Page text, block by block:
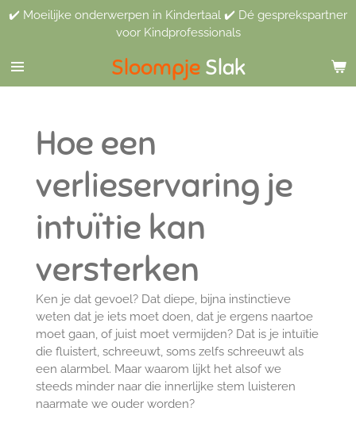
Ga
de
hoofdinhoud
Sloompje Slak
✔️ Moeilijke onderwerpen in Kindertaal ✔️ Dé gesprekspartner
voor Kindprofessionals
Hoe een
verlieservaring je
intuïtie kan
versterken
Ken je dat gevoel? Dat diepe, bijna instinctieve
weten dat je iets moet doen, dat je ergens naartoe
moet gaan, of juist moet vermijden? Dat is je intuïtie
die fluistert, schreeuwt, soms zelfs schreeuwt als
een alarmbel. Maar waarom lijkt het alsof we
steeds minder naar die innerlijke stem luisteren
naarmate we ouder worden?